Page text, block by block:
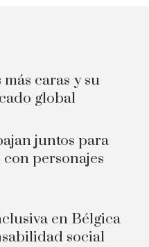
caras y su
global
juntos para
personajes
en Bélgica
social